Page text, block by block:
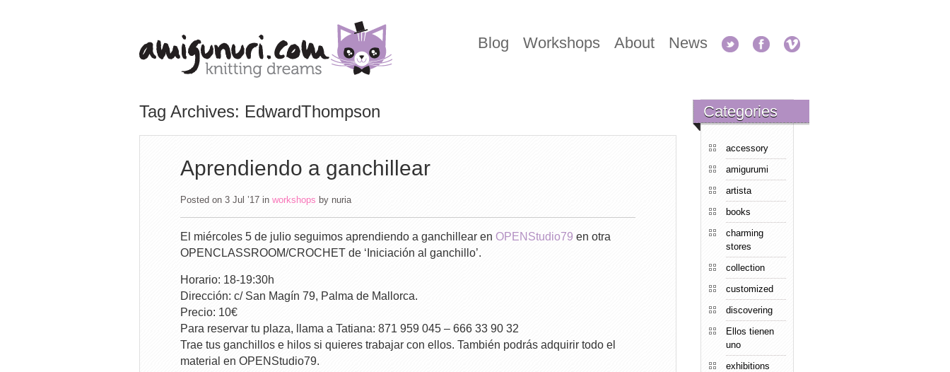
Blog Workshops About News
Tag Archives: EdwardThompson
Aprendiendo a ganchillear
Posted on 3 Jul ’17 in workshops by nuria
El miércoles 5 de julio seguimos aprendiendo a ganchillear en OPENStudio79 en otra
OPENCLASSROOM/CROCHET de ‘Iniciación al ganchillo’.
Horario: 18-19:30h
Dirección: c/ San Magín 79, Palma de Mallorca.
Precio: 10€
Para reservar tu plaza, llama a Tatiana: 871 959 045 – 666 33 90 32
Trae tus ganchillos e hilos si quieres trabajar con ellos. También podrás adquirir todo el
material en OPENStudio79.
Categories
accessory
amigurumi
artista
books
charming
stores
collection
customized
discovering
Ellos tienen
uno
exhibitions